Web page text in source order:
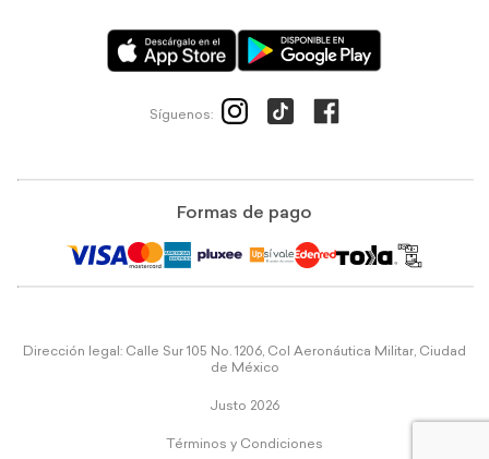
Síguenos:
Formas de pago
Dirección legal: Calle Sur 105 No. 1206, Col Aeronáutica Militar, Ciudad
de México
Justo 2026
Términos y Condiciones